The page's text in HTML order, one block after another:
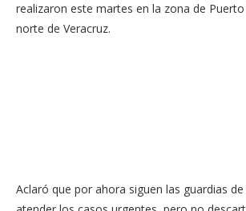
realizaron este martes en la zona de
norte de Veracruz.
Aclaró que por ahora siguen las guardias